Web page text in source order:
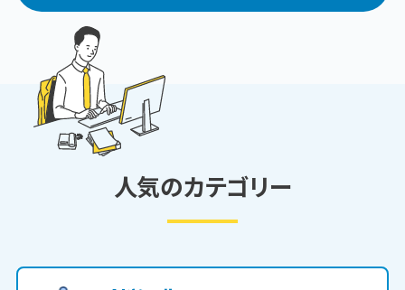
人気のカテゴリー